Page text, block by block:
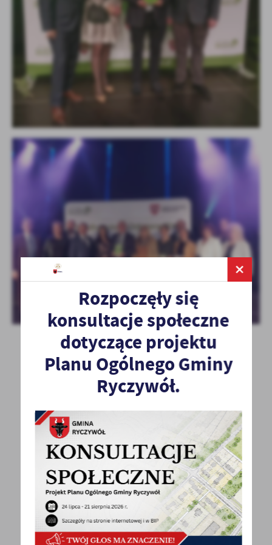
POWRÓT UDOSTĘPNIJ
POPRZEDNI NASTĘPNY
Spodobała Ci się informacja? Zostaw nam swoją opinię
- to dla Ciebie staramy się być najlepsi, a Twoje zdanie
bardzo nam w tym pomoże!
Rozpoczęły się
konsultacje społeczne
dotyczące projektu
Planu Ogólnego Gminy
Ryczywół.